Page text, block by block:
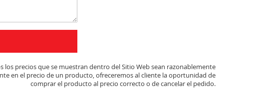
precios que se muestran dentro del Sitio Web sean razonablemente
en el precio de un producto, ofreceremos al cliente la oportunidad de
comprar el producto al precio correcto o de cancelar el pedido.